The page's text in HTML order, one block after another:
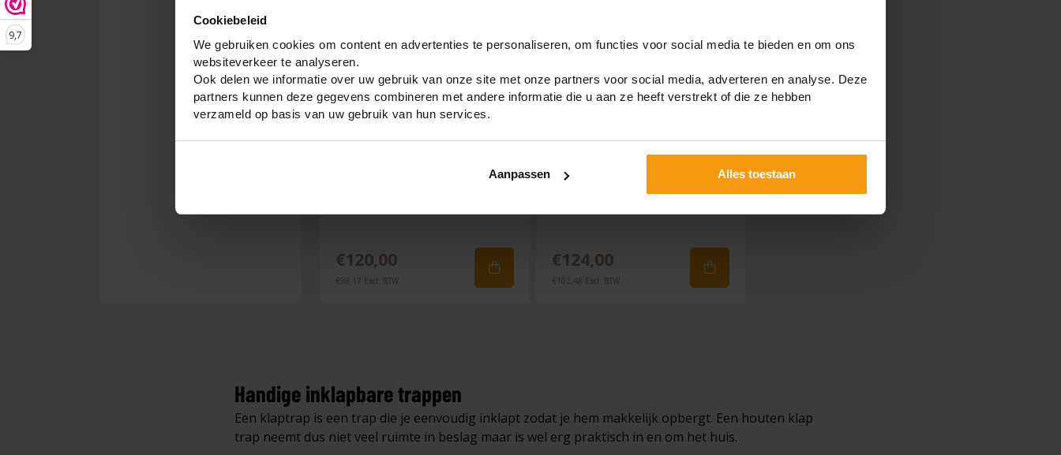
Cookiebeleid
We gebruiken cookies om content en advertenties te personaliseren, om functies voor social media te bieden en om ons
websiteverkeer te analyseren.
Ook delen we informatie over uw gebruik van onze site met onze partners voor social media, adverteren en analyse. Deze
partners kunnen deze gegevens combineren met andere informatie die u aan ze heeft verstrekt of die ze hebben
verzameld op basis van uw gebruik van hun services.
Aanpassen Alles toestaan
9,7
€120,00
€99,17 Excl. BTW
Aluminium bordestrap semi-
€124,00
€102,48 Excl. BTW
Handige inklapbare trappen
Een klaptrap is een trap die je eenvoudig inklapt zodat je hem makkelijk opbergt. Een houten klap
trap neemt dus niet veel ruimte in beslag maar is wel erg praktisch in en om het huis.